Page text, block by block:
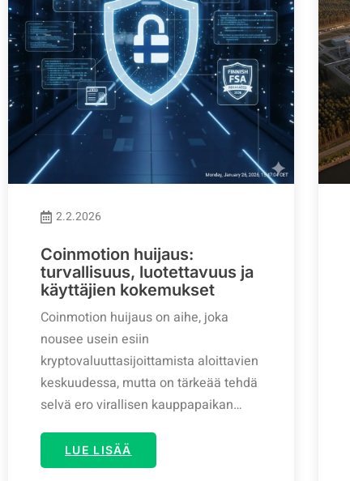
2.2.2026
Coinmotion huijaus:
turvallisuus, luotettavuus ja
käyttäjien kokemukset
Coinmotion huijaus on aihe, joka
nousee usein esiin
kryptovaluuttasijoittamista aloittavien
keskuudessa, mutta on tärkeää tehdä
selvä ero virallisen kauppapaikan…
LUE LISÄÄ